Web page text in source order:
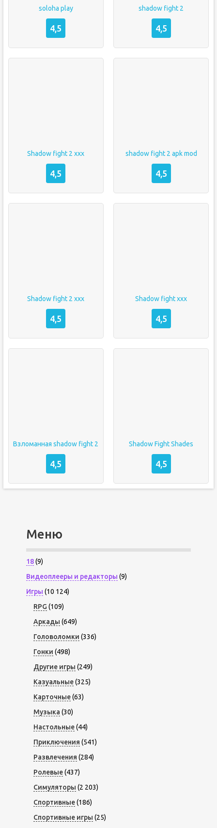
soloha play
4,5
shadow fight 2
4,5
Shadow fight 2 xxx
4,5
shadow fight 2 apk mod
4,5
Shadow fight 2 xxx
4,5
Shadow fight xxx
4,5
Взломанная shadow fight 2
4,5
Shadow Fight Shades
4,5
Меню
18(9)
Видеоплееры и редакторы (9)
Игры (10 124)
RPG (109)
Аркады (649)
Головоломки (336)
Гонки (498)
Другие игры (249)
Казуальные(325)
Карточные(63)
Музыка (30)
Настольные(44)
Приключения (541)
Развлечения (284)
Ролевые(437)
Симуляторы (2 203)
Спортивные(186)
Спортивные игры (25)